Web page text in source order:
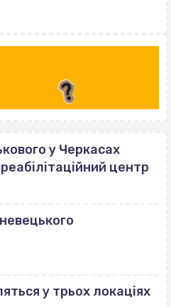
у Черкасах
центр
у трьох локаціях